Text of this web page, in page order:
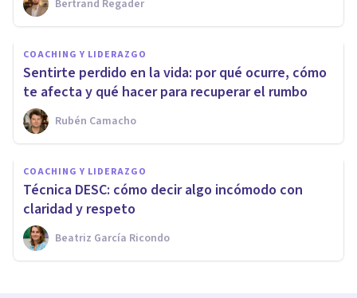
Bertrand Regader
COACHING Y LIDERAZGO
Sentirte perdido en la vida: por qué ocurre, cómo
te afecta y qué hacer para recuperar el rumbo
Rubén Camacho
COACHING Y LIDERAZGO
Técnica DESC: cómo decir algo incómodo con
claridad y respeto
Beatriz García Ricondo